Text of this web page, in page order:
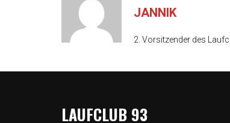
JANNIK
2. Vorsitzender des
LAUFCLUB 93